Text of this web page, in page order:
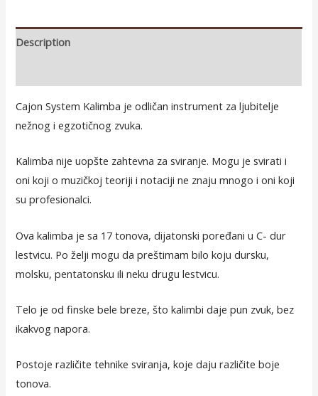
quantity
Description
Cajon System Kalimba je odličan instrument za ljubitelje
nežnog i egzotičnog zvuka.
Kalimba nije uopšte zahtevna za sviranje. Mogu je svirati i
oni koji o muzičkoj teoriji i notaciji ne znaju mnogo i oni koji
su profesionalci.
Ova kalimba je sa 17 tonova, dijatonski poređani u C- dur
lestvicu. Po želji mogu da preštimam bilo koju dursku,
molsku, pentatonsku ili neku drugu lestvicu.
Telo je od finske bele breze, što kalimbi daje pun zvuk, bez
ikakvog napora.
Postoje različite tehnike sviranja, koje daju različite boje
tonova.